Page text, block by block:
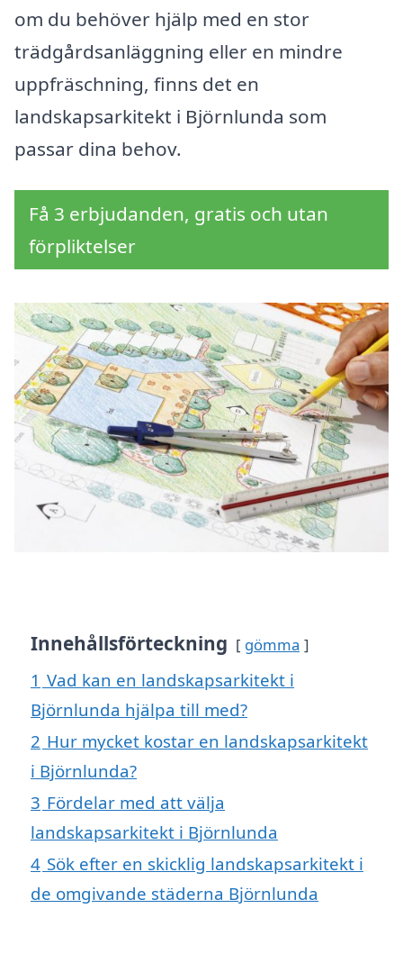
om du behöver hjälp med en stor
trädgårdsanläggning eller en mindre
uppfräschning, finns det en
landskapsarkitekt i Björnlunda som
passar dina behov.
Få 3 erbjudanden, gratis och utan
förpliktelser
Innehållsförteckning gömma
1 Vad kan en landskapsarkitekt i
Björnlunda hjälpa till med?
2 Hur mycket kostar en landskapsarkitekt
i Björnlunda?
3 Fördelar med att välja
landskapsarkitekt i Björnlunda
4 Sök efter en skicklig landskapsarkitekt i
de omgivande städerna Björnlunda